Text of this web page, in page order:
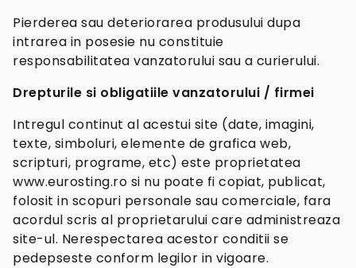
Pierderea sau deteriorarea produsului dupa
intrarea in posesie nu constituie
responsabilitatea vanzatorului sau a curierului.
Drepturile si obligatiile vanzatorului / firmei
Intregul continut al acestui site (date, imagini,
texte, simboluri, elemente de grafica web,
scripturi, programe, etc) este proprietatea
www.eurosting.ro si nu poate fi copiat, publicat,
folosit in scopuri personale sau comerciale, fara
acordul scris al proprietarului care administreaza
site-ul. Nerespectarea acestor conditii se
pedepseste conform legilor in vigoare.